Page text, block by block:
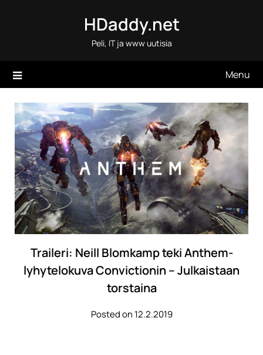
HDaddy.net
Peli, IT ja www uutisia
Menu
Traileri: Neill Blomkamp teki Anthem-
lyhytelokuva Convictionin – Julkaistaan
torstaina
Posted on 12.2.2019